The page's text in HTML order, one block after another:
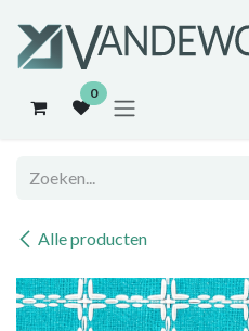
0
Alle producten